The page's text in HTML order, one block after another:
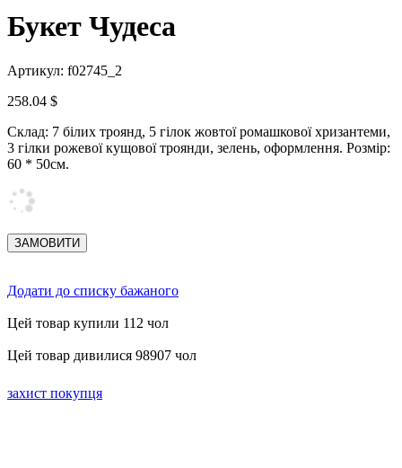
Букет Чудеса
Артикул: f02745_2
258.04 $
Склад: 7 білих троянд, 5 гілок жовтої ромашкової хризантеми,
3 гілки рожевої кущової троянди, зелень, оформлення. Розмір:
60 * 50см.
Додати до списку бажаного
Цей товар купили 112 чол
Цей товар дивилися 98907 чол
захист покупця